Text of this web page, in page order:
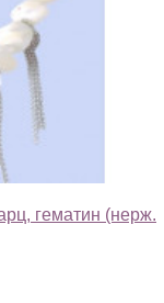
гематин (нерж.